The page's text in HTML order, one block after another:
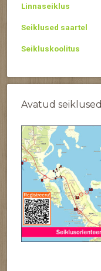
Linnaseiklus
Seiklused saartel
Seikluskoolitus
Avatud seiklused